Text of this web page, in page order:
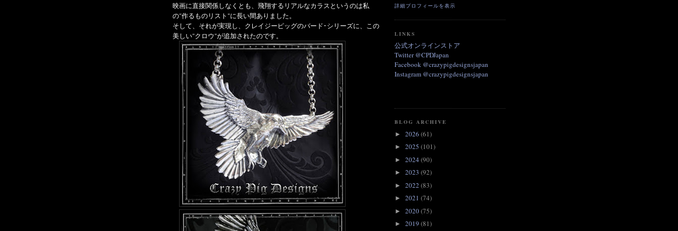
映画に直接関係しなくとも、飛翔するリアルなカラスというのは私
の"作るものリスト"に長い間ありました。
そして、それが実現し、クレイジーピッグのバード･シリーズに、この
美しい"クロウ"が追加されたのです。
詳細プロフィールを表示
LINKS
公式オンラインストア
Twitter @CPDJapan
Facebook @crazypigdesignsjapan
Instagram @crazypigdesignsjapan
BLOG ARCHIVE
► 2026 (61)
► 2025 (101)
► 2024 (90)
► 2023 (92)
► 2022 (83)
► 2021 (74)
► 2020(75)
► 2019 (81)